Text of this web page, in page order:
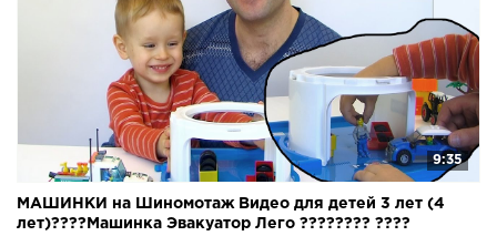
9:35
МАШИНКИ на Шиномотаж Видео для детей 3 лет (4
лет)????Машинка Эвакуатор Лего ???????? ????